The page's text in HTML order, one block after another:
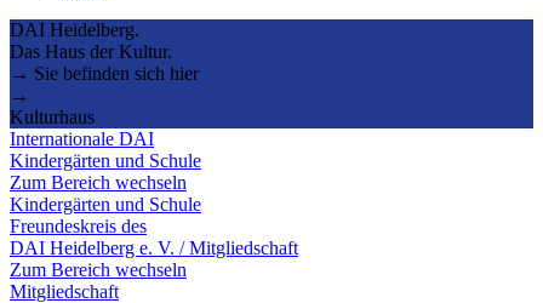
DAI Heidelberg.
Das Haus der Kultur.
→ Sie befinden sich hier
→
Kulturhaus
Internationale DAI
Kindergärten und Schule
Zum Bereich wechseln
Kindergärten und Schule
Freundeskreis des
DAI Heidelberg e. V. / Mitgliedschaft
Zum Bereich wechseln
Mitgliedschaft